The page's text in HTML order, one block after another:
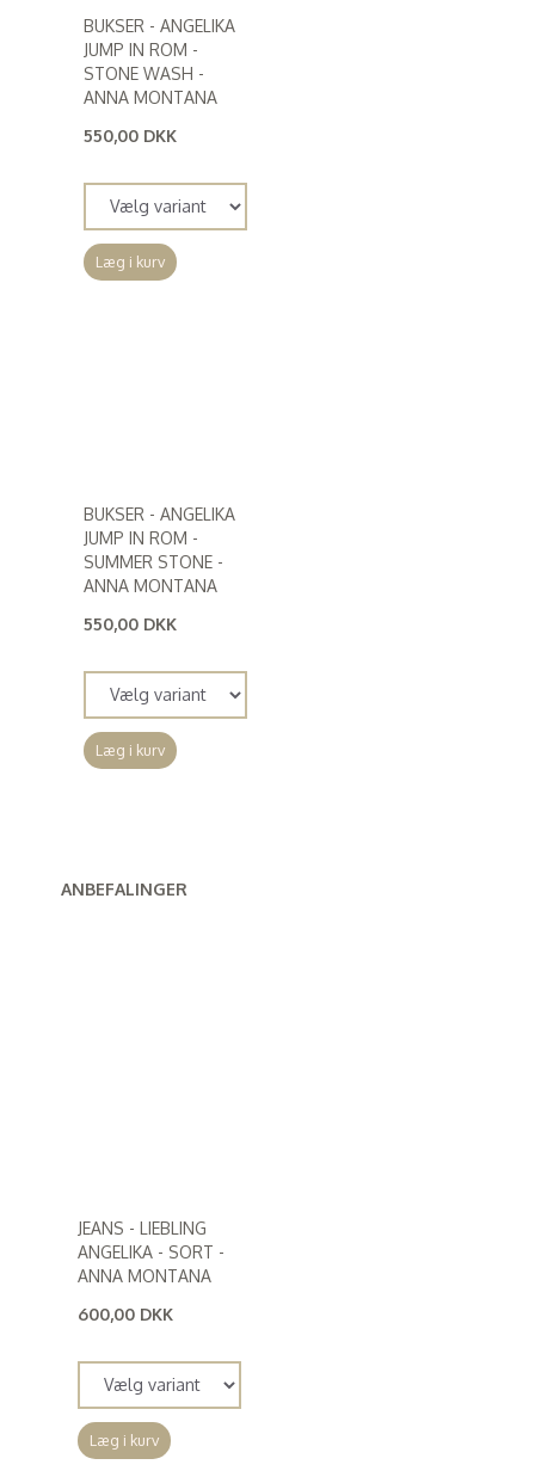
BUKSER - ANGELIKA
JUMP IN ROM -
STONE WASH -
ANNA MONTANA
550,00 DKK
Læg i kurv
BUKSER - ANGELIKA
JUMP IN ROM -
SUMMER STONE -
ANNA MONTANA
550,00 DKK
Læg i kurv
ANBEFALINGER
JEANS - LIEBLING
ANGELIKA - SORT -
ANNA MONTANA
600,00 DKK
Læg i kurv